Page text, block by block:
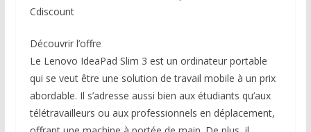
Cdiscount
Découvrir l’offre
Le Lenovo IdeaPad Slim 3 est un ordinateur portable
qui se veut être une solution de travail mobile à un prix
abordable. Il s’adresse aussi bien aux étudiants qu’aux
télétravailleurs ou aux professionnels en déplacement,